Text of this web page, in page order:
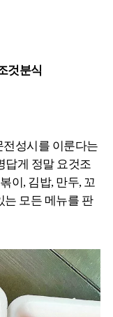
것분식
전성시를 이룬다는
답게 정말 요것조
이, 김밥, 만두, 꼬
는 모든 메뉴를 판